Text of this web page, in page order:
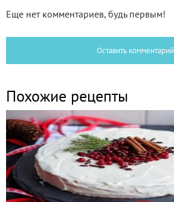
Еще нет комментариев, будь первым!
Оставить комментарий
Похожие рецепты